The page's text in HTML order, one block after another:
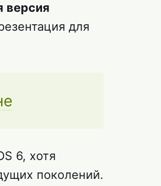
версия
для
6, хотя
поколений.